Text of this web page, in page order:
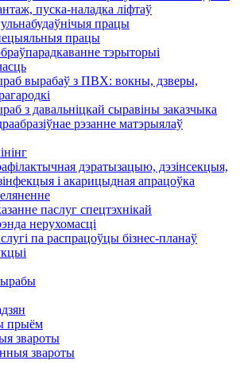
пуска-наладка ліфтаў
працы
працы
тэрыторыі
вырабаў з ПВХ: вокны, дзверы,
з давальніцкай сыравіны заказчыка
рэзанне матэрыялаў
дэратызацыю, дэзiнсекцыя,
і акарицыдная апрацоўка
паслуг спецтэхнікай
нерухомасці
па распрацоўцы бізнес-планаў
прыём
звароты
звароты